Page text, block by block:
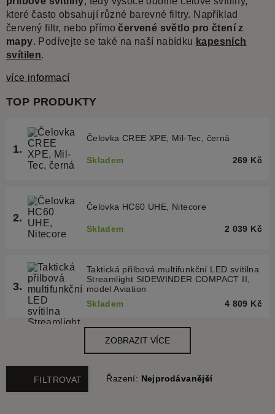
které často obsahují různé barevné filtry. Například
červený filtr, nebo přímočervené světlo pro čtení z
mapy. Podívejte se také na naší nabídku kapesních
svítilen.
více informací
FILTROVAT Řazení: Nejprodávanější